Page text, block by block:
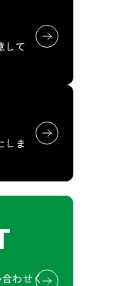
して
しま
わせく